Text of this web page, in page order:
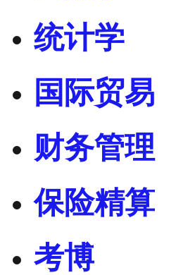
统计学
国际贸易
财务管理
保险精算
考博